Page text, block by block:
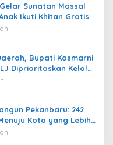
Sunatan Massal
Ikuti Khitan Gratis
Bupati Kasmarni
Diprioritaskan Kelola
Pekanbaru: 242
Kota yang Lebih